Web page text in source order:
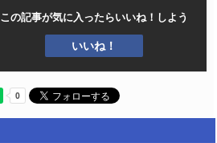
この記事が気に入ったらいいね！しよう
いいね！